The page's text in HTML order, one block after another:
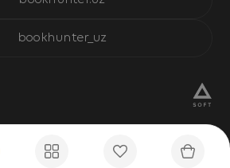
bookhunter_uz